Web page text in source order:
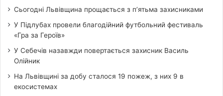
Сьогодні Львівщина прощається з п’ятьма захисниками
У Підлубах провели благодійний футбольний фестиваль
«Гра за Героїв»
У Себечів назавжди повертається захисник Василь
Олійник
На Львівщині за добу сталося 19 пожеж, з них 9 в
екосистемах